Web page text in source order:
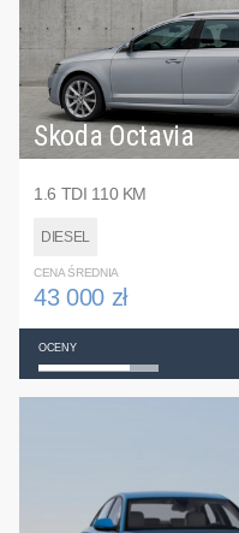
Skoda Octavia
1.6 TDI 110 KM
DIESEL
CENA ŚREDNIA
43 000 zł
OCENY